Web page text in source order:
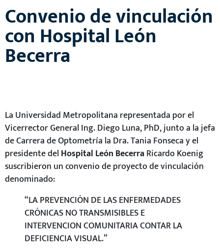
Convenio de vinculación
con Hospital León
Becerra
La Universidad Metropolitana representada por el
Vicerrector General Ing. Diego Luna, PhD, junto a la jefa
de Carrera de Optometría la Dra. Tania Fonseca y el
presidente del Hospital León BecerraRicardo Koenig
suscribieron un convenio de proyecto de vinculación
denominado:
“LA PREVENCIÓN DE LAS ENFERMEDADES
CRÓNICAS NO TRANSMISIBLES E
INTERVENCION COMUNITARIA CONTAR LA
DEFICIENCIA VISUAL.”